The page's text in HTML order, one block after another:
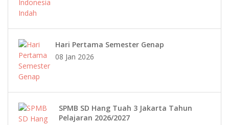
Hari Pertama Semester Genap
08 Jan 2026
SPMB SD Hang Tuah 3 Jakarta Tahun
Pelajaran 2026/2027